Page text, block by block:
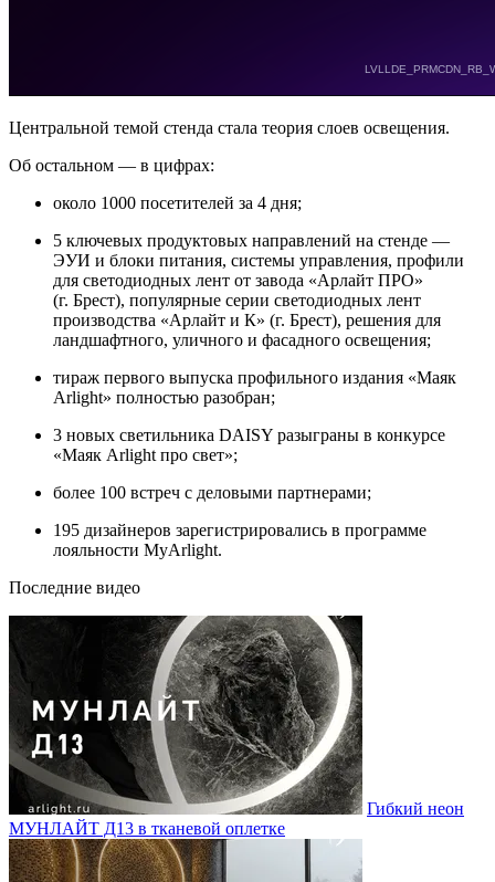
Центральной темой стенда стала теория слоев освещения.
Об остальном — в цифрах:
около 1000 посетителей за 4 дня;
5 ключевых продуктовых направлений на стенде —
ЭУИ и блоки питания, системы управления, профили
для светодиодных лент от завода «Арлайт ПРО»
(г. Брест), популярные серии светодиодных лент
производства «Арлайт и К» (г. Брест), решения для
ландшафтного, уличного и фасадного освещения;
тираж первого выпуска профильного издания «Маяк
Arlight» полностью разобран;
3 новых светильника DAISY разыграны в конкурсе
«Маяк Arlight про свет»;
более 100 встреч с деловыми партнерами;
195 дизайнеров зарегистрировались в программе
лояльности MyArlight.
Последние видео
Гибкий неон
МУНЛАЙТ Д13 в тканевой оплетке